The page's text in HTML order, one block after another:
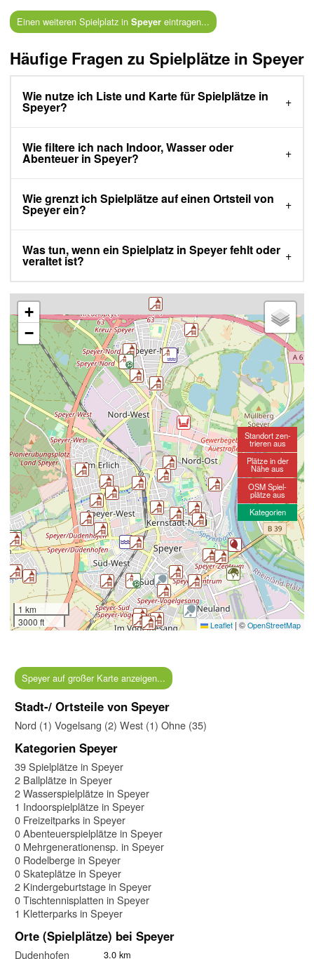
Einen weiteren Spielplatz in Speyereintragen...
Häufige Fragen zu Spielplätze in Speyer
Wie nutze ich Liste und Karte für Spielplätze in
Speyer?
Wie filtere ich nach Indoor, Wasser oder
Abenteuer in Speyer?
Wie grenzt ich Spielplätze auf einen Ortsteil von
Speyer ein?
Was tun, wenn ein Spielplatz in Speyer fehlt oder
veraltet ist?
+
−
1 km
3000 ft
Leaflet | © OpenStreetMap
Standort zen-
trieren aus
Plätze in der
Nähe aus
OSM Spiel-
plätze aus
Kategorien
Speyer auf großer Karte anzeigen...
Stadt-/ Ortsteile von Speyer
Nord (1) Vogelsang (2) West (1) Ohne (35)
Kategorien Speyer
39 Spielplätze in Speyer
2 Ballplätze in Speyer
2 Wasserspielplätze in Speyer
1 Indoorspielplätze in Speyer
0 Freizeitparks in Speyer
0 Abenteuerspielplätze in Speyer
0 Mehrgenerationensp. in Speyer
0 Rodelberge in Speyer
0 Skateplätze in Speyer
2 Kindergeburtstage in Speyer
0 Tischtennisplatten in Speyer
1 Kletterparks in Speyer
Orte (Spielplätze) bei Speyer
Dudenhofen 3.0 km